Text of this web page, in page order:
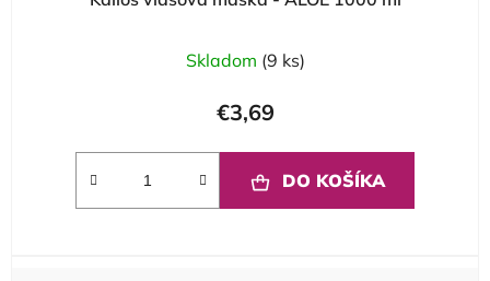
Skladom (9 ks)
€3,69
DO KOŠÍKA